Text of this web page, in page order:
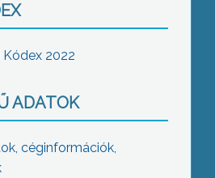
Kódex 2022
ADATOK
céginformációk,